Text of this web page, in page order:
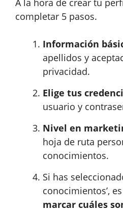
completar 5 pasos.
Información
apellidos y
privacidad.
Elige tus
usuario y
Nivel en
hoja de ruta
conocimientos.
Si has
conocimientos’,
marcar cuáles